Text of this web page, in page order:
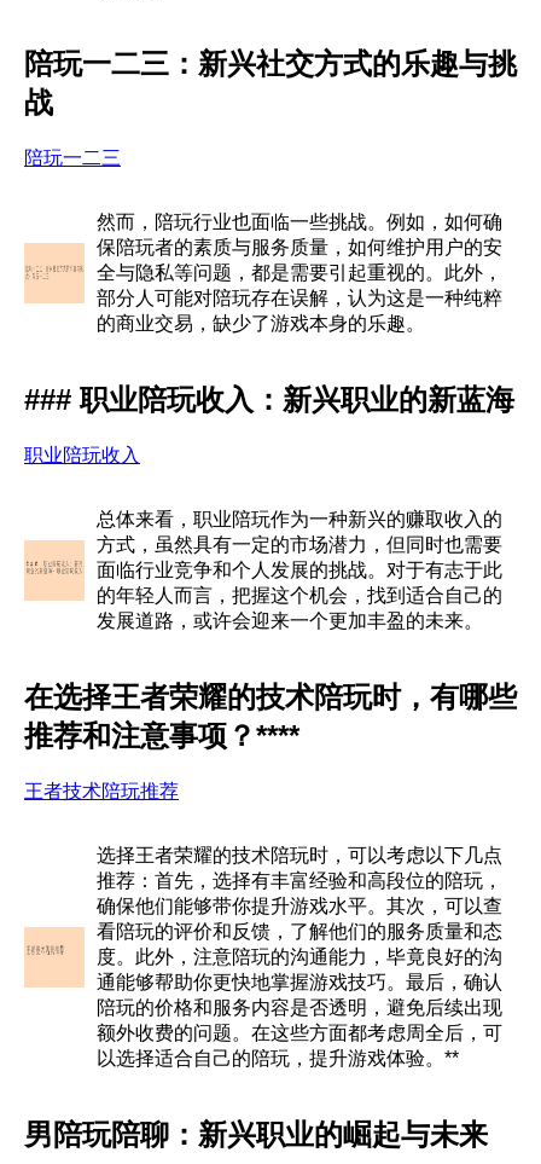
陪玩一二三：新兴社交方式的乐趣与挑
战
陪玩一二三
然而，陪玩行业也面临一些挑战。例如，如何确
保陪玩者的素质与服务质量，如何维护用户的安
全与隐私等问题，都是需要引起重视的。此外，
部分人可能对陪玩存在误解，认为这是一种纯粹
的商业交易，缺少了游戏本身的乐趣。
### 职业陪玩收入：新兴职业的新蓝海
职业陪玩收入
总体来看，职业陪玩作为一种新兴的赚取收入的
方式，虽然具有一定的市场潜力，但同时也需要
面临行业竞争和个人发展的挑战。对于有志于此
的年轻人而言，把握这个机会，找到适合自己的
发展道路，或许会迎来一个更加丰盈的未来。
在选择王者荣耀的技术陪玩时，有哪些
推荐和注意事项？****
王者技术陪玩推荐
选择王者荣耀的技术陪玩时，可以考虑以下几点
推荐：首先，选择有丰富经验和高段位的陪玩，
确保他们能够带你提升游戏水平。其次，可以查
看陪玩的评价和反馈，了解他们的服务质量和态
度。此外，注意陪玩的沟通能力，毕竟良好的沟
通能够帮助你更快地掌握游戏技巧。最后，确认
陪玩的价格和服务内容是否透明，避免后续出现
额外收费的问题。在这些方面都考虑周全后，可
以选择适合自己的陪玩，提升游戏体验。**
男陪玩陪聊：新兴职业的崛起与未来